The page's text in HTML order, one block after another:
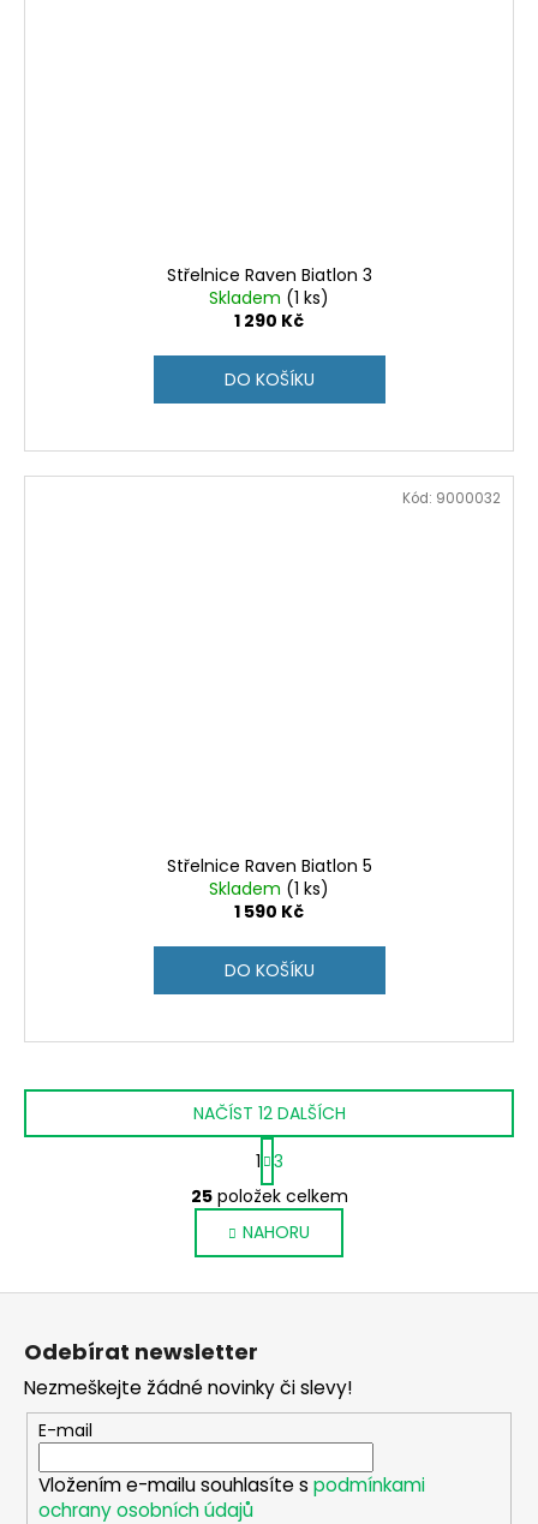
Střelnice Raven Biatlon 3
Skladem (1 ks)
1 290 Kč
DO KOŠÍKU
Střelnice Raven Biatlon 5
Skladem (1 ks)
1 590 Kč
DO KOŠÍKU
Kód: 9000032
O
v
l
á
d
p
r
v
k
y
NAČÍST 12 DALŠÍCH
S
t
r
á
n
k
o
í
1 3
25položek celkem
NAHORU
Odebírat newsletter
Nezmeškejte žádné novinky či slevy!
E-mail
Vložením e-mailu souhlasíte s podmínkami
ochrany osobních údajů